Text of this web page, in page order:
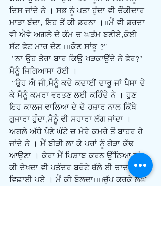
ਦਿਸ ਜਾਂਦੇ ਨੇ । ਸਭ ਨੂੰ ਪਤਾ ਹੁੰਦਾ ਵੀ ਚੌਂਕੀਦਾਰ
ਮਾੜਾ ਬੰਦਾ, ਇਹ ਤੋਂ ਕੀ ਡਰਨਾ ।..ਮੈਂ ਵੀ ਡਰਦਾ
ਵੀ ਐਵੇ ਅਗਲੇ ਦੇ ਕੰਮ ਚ ਘੜੰਮ ਬਣੀਏ,ਕੋਈ
ਸੱਟ ਫੇਟ ਮਾਰ ਦੇਣ ...ਕੌਣ ਸਾਂਭੂ ?"
ਮੈਨੂੰ ਜਿਗਿਆਸਾ ਹੋਈ ।
ਕੇ ਮੈਨੂੰ ਕਮਰਾ ਵਰਤਣ ਲਈ ਕਹਿੰਦੇ ਨੇ । ਹੁਣ
ਇਹ ਕਾਲਜ ਵਾਲਿਆ ਦੇ ਦੋ ਹਜ਼ਾਰ ਨਾਲ ਕਿੱਥੇ
ਗੁਜਾਰਾ ਹੁੰਦਾ,ਮੈਨੂੰ ਵੀ ਸਹਾਰਾ ਲੱਗ ਜਾਂਦਾ ।
ਅਗਲੇ ਅੱਧੇ ਪੌਣੇ ਘੰਟੇ ਚ ਮੇਰੇ ਕਮਰੇ ਤੋਂ ਬਾਹਰ ਹੋ
ਜਾਂਦੇ ਨੇ । ਮੈਂ ਬੀੜੀ ਲਾ ਕੇ ਪਰਾਂ ਨੂੰ ਗੇੜਾ ਕੱਢ
ਆਉਣਾ । ਕੇਰਾ ਮੈਂ ਪਿਸ਼ਾਬ ਕਰਨ ਉੱਠਿਆ ਤਾਂ
ਕੀ ਦੇਖਦਾ ਵੀ ਪਤੰਦਰ ਬਰੋਟੇ ਥੱਲੇ ਈ ਚਾਦਰ
ਵਿਛਾਈ ਪਏ । ਮੈਂ ਕੀ ਬੋਲਦਾ....ਚੁੱਪ ਕਰਕੇ ਲੰਘ